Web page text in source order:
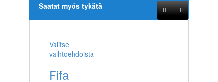
Saatat myös tykätä
Valitse
vaihtoehdoista
Fifa